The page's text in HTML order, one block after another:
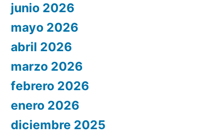
junio 2026
mayo 2026
abril 2026
marzo 2026
febrero 2026
enero 2026
diciembre 2025